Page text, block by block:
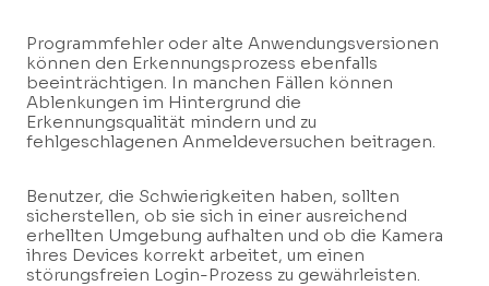
Programmfehler oder alte Anwendungsversionen
können den Erkennungsprozess ebenfalls
beeinträchtigen. In manchen Fällen können
Ablenkungen im Hintergrund die
Erkennungsqualität mindern und zu
fehlgeschlagenen Anmeldeversuchen beitragen.
Benutzer, die Schwierigkeiten haben, sollten
sicherstellen, ob sie sich in einer ausreichend
erhellten Umgebung aufhalten und ob die Kamera
ihres Devices korrekt arbeitet, um einen
störungsfreien Login-Prozess zu gewährleisten.